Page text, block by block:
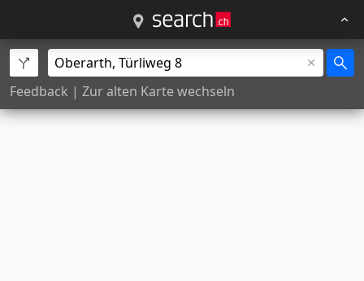
Feedback | Zur alten Karte wechseln